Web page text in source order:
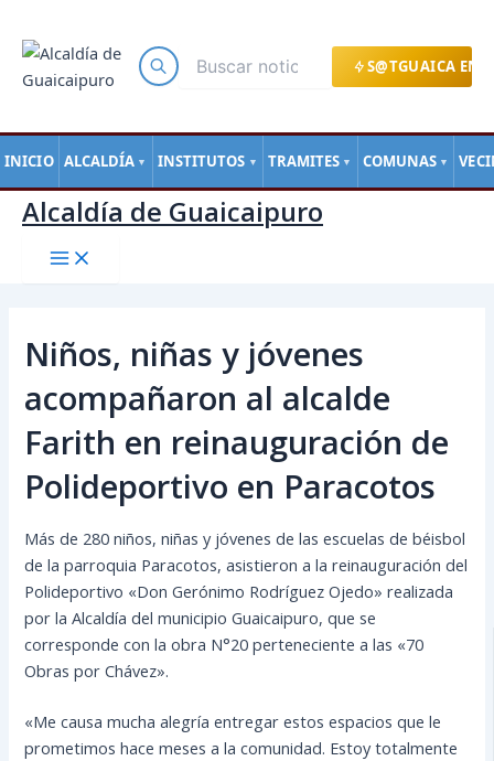
S@TGUAICA EN
INICIO ALCALDÍA ▼ INSTITUTOS ▼ TRAMITES ▼ COMUNAS ▼
contenido
Alcaldía de Guaicaipuro
Niños, niñas y jóvenes
acompañaron al alcalde
Farith en reinauguración de
Polideportivo en Paracotos
Más de 280 niños, niñas y jóvenes de las escuelas de béisbol
de la parroquia Paracotos, asistieron a la reinauguración del
Polideportivo «Don Gerónimo Rodríguez Ojedo» realizada
por la Alcaldía del municipio Guaicaipuro, que se
corresponde con la obra N°20 perteneciente a las «70
Obras por Chávez».
«Me causa mucha alegría entregar estos espacios que le
prometimos hace meses a la comunidad. Estoy totalmente
de
entradas